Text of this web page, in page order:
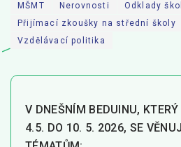
Pro zřizovatele
Konference Lepší škola
O nás
MŠMT
Nerovnosti
Odklady
Přijímací zkoušky na střední školy
Vzdělávací politika
V DNEŠNÍM BEDUINU,
4.5. DO 10. 5. 2026, SE